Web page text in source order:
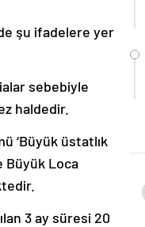
şu ifadelere yer
sebebiyle
haldedir.
‘Büyük üstatlık
Büyük Loca
3 ay süresi 20